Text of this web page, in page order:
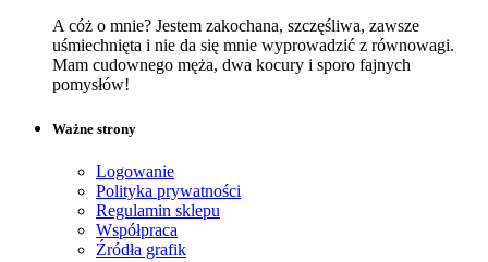
A cóż o mnie? Jestem zakochana, szczęśliwa, zawsze
uśmiechnięta i nie da się mnie wyprowadzić z równowagi.
Mam cudownego męża, dwa kocury i sporo fajnych
pomysłów!
Ważne strony
Logowanie
Polityka prywatności
Regulamin sklepu
Współpraca
Źródła grafik